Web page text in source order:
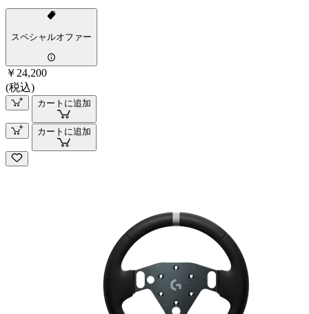
スペシャルオファー
￥24,200
(税込)
カートに追加
カートに追加